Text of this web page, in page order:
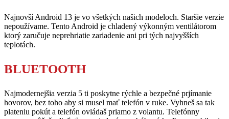
Najnovší Android 13 je vo všetkých našich modeloch. Staršie verzie
nepoužívame. Tento Android je chladený výkonným ventilátorom
ktorý zaručuje neprehriatie zariadenie ani pri tých najvyšších
teplotách.
BLUETOOTH
Najmodernejšia verzia 5 ti poskytne rýchle a bezpečné prjímanie
hovorov, bez toho aby si musel mať telefón v ruke. Vyhneš sa tak
plateniu pokút a telefón ovládaš priamo z volantu. Telefónny